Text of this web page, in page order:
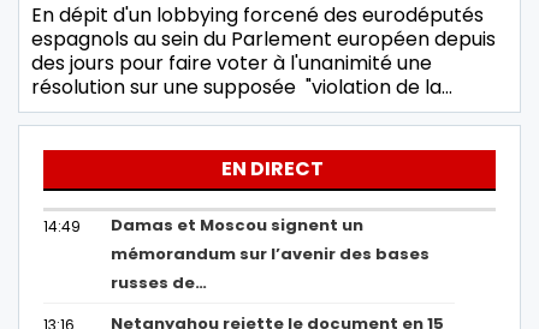
En dépit d'un lobbying forcené des eurodéputés
espagnols au sein du Parlement européen depuis
des jours pour faire voter à l'unanimité une
résolution sur une supposée "violation de la…
EN DIRECT
14:49
Damas et Moscou signent un
mémorandum sur l’avenir des bases
russes de…
13:16
Netanyahou rejette le document en 15